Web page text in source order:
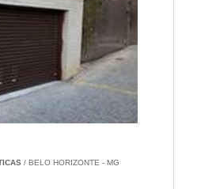
/ BELO HORIZONTE - MG